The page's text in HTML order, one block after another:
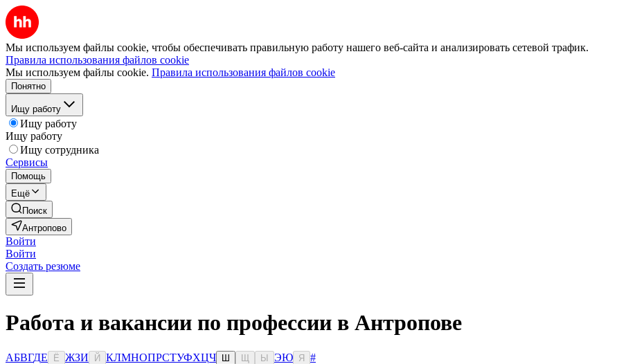
Мы используем файлы cookie, чтобы обеспечивать правильную работу нашего веб-сайта и анализировать сетевой трафик.
Правила использования файлов cookie
Мы используем файлы cookie. Правила использования файлов cookie
Понятно
Ищу работу
Ищу работу
Ищу работу
Ищу сотрудника
Сервисы
Помощь
Ещё
Поиск
Антропово
Войти
Войти
Создать резюме
Работа и вакансии по профессии в Антропове
АБВГДЕ Ё ЖЗИ Й КЛМНОПРСТУФХЦЧ Ы ЭЮ Я
#